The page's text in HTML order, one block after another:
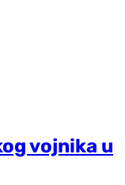
vojnika u